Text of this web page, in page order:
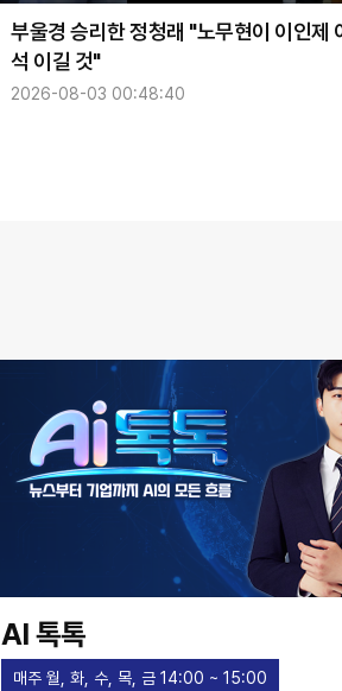
부울경 승리한 정청래 "노무현이 이인제
석 이길 것"
2026-08-03 00:48:40
AI 톡톡
매주 월, 화, 수, 목, 금 14:00 ~ 15:00